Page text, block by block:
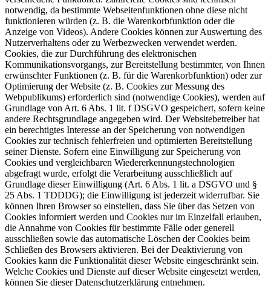
notwendig, da bestimmte Webseitenfunktionen ohne diese nicht
funktionieren würden (z. B. die Warenkorbfunktion oder die
Anzeige von Videos). Andere Cookies können zur Auswertung des
Nutzerverhaltens oder zu Werbezwecken verwendet werden.
Cookies, die zur Durchführung des elektronischen
Kommunikationsvorgangs, zur Bereitstellung bestimmter, von Ihnen
erwünschter Funktionen (z. B. für die Warenkorbfunktion) oder zur
Optimierung der Website (z. B. Cookies zur Messung des
Webpublikums) erforderlich sind (notwendige Cookies), werden auf
Grundlage von Art. 6 Abs. 1 lit. f DSGVO gespeichert, sofern keine
andere Rechtsgrundlage angegeben wird. Der Websitebetreiber hat
ein berechtigtes Interesse an der Speicherung von notwendigen
Cookies zur technisch fehlerfreien und optimierten Bereitstellung
seiner Dienste. Sofern eine Einwilligung zur Speicherung von
Cookies und vergleichbaren Wiedererkennungstechnologien
abgefragt wurde, erfolgt die Verarbeitung ausschließlich auf
Grundlage dieser Einwilligung (Art. 6 Abs. 1 lit. a DSGVO und §
25 Abs. 1 TDDDG); die Einwilligung ist jederzeit widerrufbar. Sie
können Ihren Browser so einstellen, dass Sie über das Setzen von
Cookies informiert werden und Cookies nur im Einzelfall erlauben,
die Annahme von Cookies für bestimmte Fälle oder generell
ausschließen sowie das automatische Löschen der Cookies beim
Schließen des Browsers aktivieren. Bei der Deaktivierung von
Cookies kann die Funktionalität dieser Website eingeschränkt sein.
Welche Cookies und Dienste auf dieser Website eingesetzt werden,
können Sie dieser Datenschutzerklärung entnehmen.